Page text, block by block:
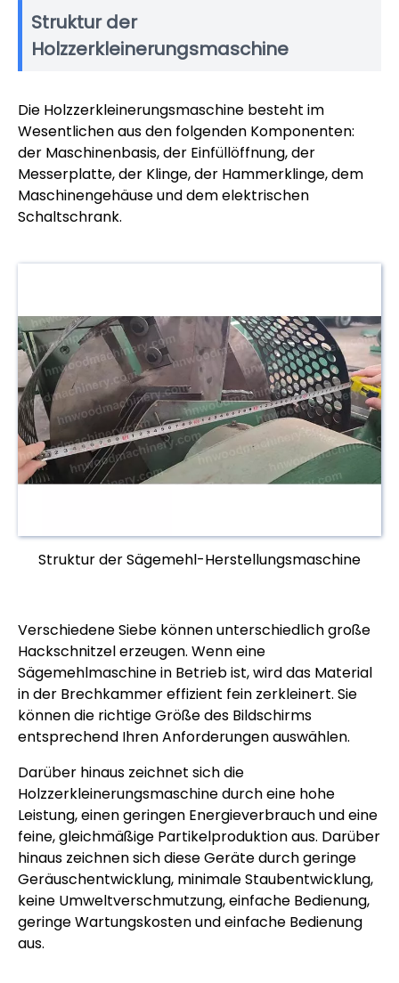
Struktur der
Holzzerkleinerungsmaschine
Die Holzzerkleinerungsmaschine besteht im
Wesentlichen aus den folgenden Komponenten:
der Maschinenbasis, der Einfüllöffnung, der
Messerplatte, der Klinge, der Hammerklinge, dem
Maschinengehäuse und dem elektrischen
Schaltschrank.
Struktur der Sägemehl-Herstellungsmaschine
Verschiedene Siebe können unterschiedlich große
Hackschnitzel erzeugen. Wenn eine
Sägemehlmaschine in Betrieb ist, wird das Material
in der Brechkammer effizient fein zerkleinert. Sie
können die richtige Größe des Bildschirms
entsprechend Ihren Anforderungen auswählen.
Darüber hinaus zeichnet sich die
Holzzerkleinerungsmaschine durch eine hohe
Leistung, einen geringen Energieverbrauch und eine
feine, gleichmäßige Partikelproduktion aus. Darüber
hinaus zeichnen sich diese Geräte durch geringe
Geräuschentwicklung, minimale Staubentwicklung,
keine Umweltverschmutzung, einfache Bedienung,
geringe Wartungskosten und einfache Bedienung
aus.